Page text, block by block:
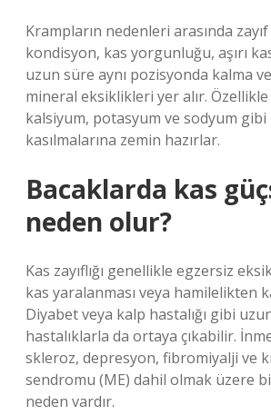
Krampların nedenleri arasında
kondisyon, kas yorgunluğu, aşırı
uzun süre aynı pozisyonda kalma
mineral eksiklikleri yer alır.
kalsiyum, potasyum ve sodyum
kasılmalarına zemin hazırlar.
Bacaklarda kas
neden olur?
Kas zayıflığı genellikle egzersiz
kas yaralanması veya hamilelikten
Diyabet veya kalp hastalığı gibi
hastalıklarla da ortaya çıkabilir.
skleroz, depresyon, fibromiyalji ve
sendromu (ME) dahil olmak üzere
neden vardır.